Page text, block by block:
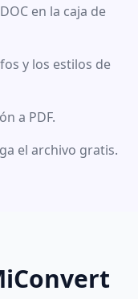
en la caja de
y los estilos de
a PDF.
el archivo gratis.